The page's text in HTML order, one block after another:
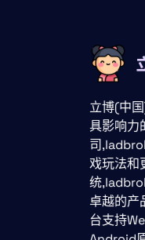
立博(中
具影响力
司
戏玩法和
统
卓越的产
台支持